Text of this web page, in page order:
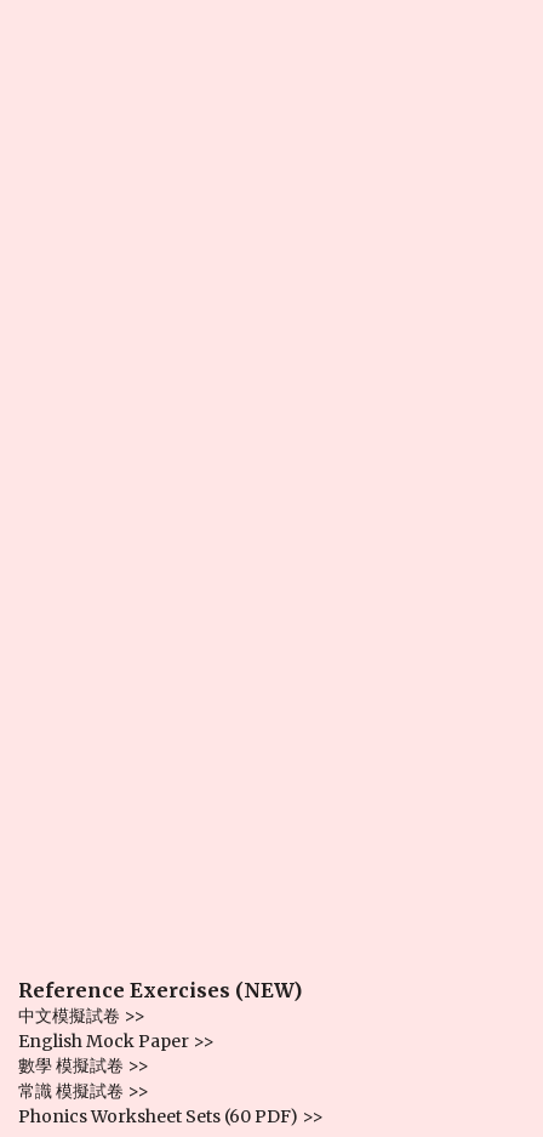
Reference Exercises (NEW)
中文模擬試卷 >>
English Mock Paper >>
數學 模擬試卷 >>
常識 模擬試卷 >>
Phonics Worksheet Sets (60 PDF) >>